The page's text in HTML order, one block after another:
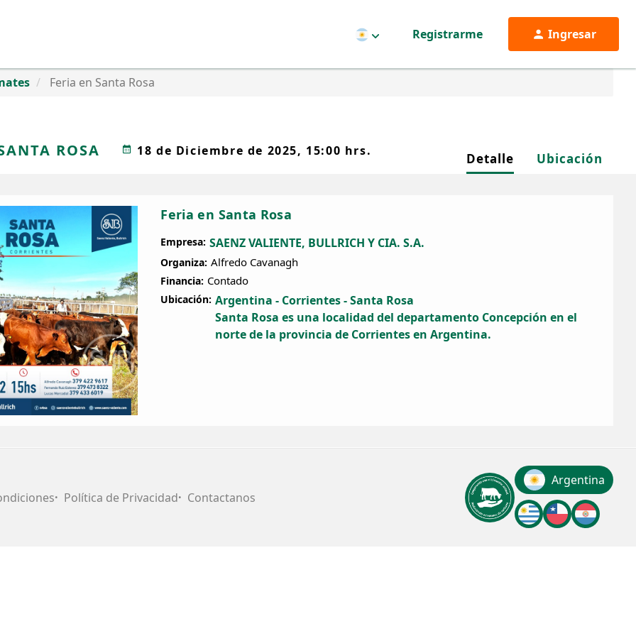
Argentina
Registrarme Ingresar
Feria en Santa Rosa
ROSA 18 de Diciembre de 2025, 15:00 hrs.
Detalle Ubicación
Feria en Santa Rosa
Empresa: SAENZ VALIENTE, BULLRICH Y CIA. S.A.
Organiza: Alfredo Cavanagh
Financia: Contado
Ubicación: Argentina - Corrientes - Santa Rosa
Santa Rosa es una localidad del departamento Concepción en el
norte de la provincia de Corrientes en Argentina.
Política de Privacidad Contactanos
Argentina
Uruguay
chile